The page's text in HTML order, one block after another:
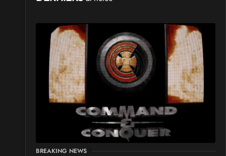
SALONS & CONVENTIONS GEEKS
GeekNIID 2026
les 19 et 20 septembre 2026 - à Grigny
SALONS & CONVENTIONS GEEKS
Japan Manga Wave Colmar 2026
les 19 et 20 septembre 2026 - à Colmar
BREAKING NEWS